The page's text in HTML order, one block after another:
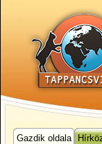
Gazdik oldala